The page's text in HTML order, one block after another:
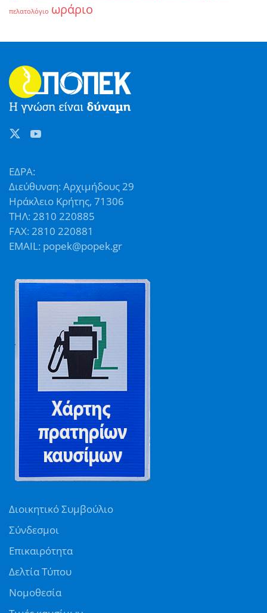
πελατολόγιο ωράριο
ΕΔΡΑ:
Διεύθυνση: Αρχιμήδους 29
Ηράκλειο Κρήτης, 71306
ΤΗΛ: 2810 220885
FAX: 2810 220881
EMAIL: popek@popek.gr
Διοικητικό Συμβούλιο
Σύνδεσμοι
Επικαιρότητα
Δελτία Τύπου
Νομοθεσία